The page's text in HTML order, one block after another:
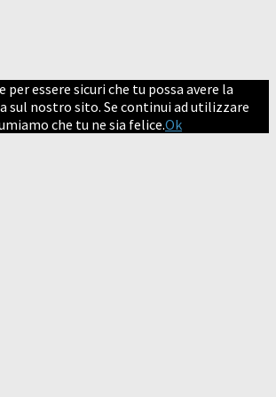
essere sicuri che tu possa avere la
sul nostro sito. Se continui ad utilizzare
che tu ne sia felice.Ok